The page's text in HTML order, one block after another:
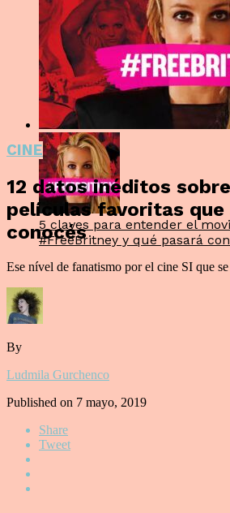
5 claves para entender el
#FreeBritney y qué pasará
CINE
12 datos inéditos
películas favoritas que
conocés
Ese nível de fanatismo por el cine SI que
By
Ludmila Gurchenco
Published on 7 mayo, 2019
Share
Tweet